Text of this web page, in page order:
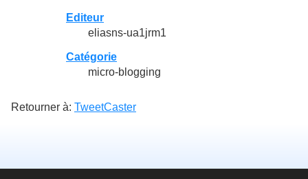
Editeur
eliasns-ua1jrm1
Catégorie
micro-blogging
Retourner à: TweetCaster